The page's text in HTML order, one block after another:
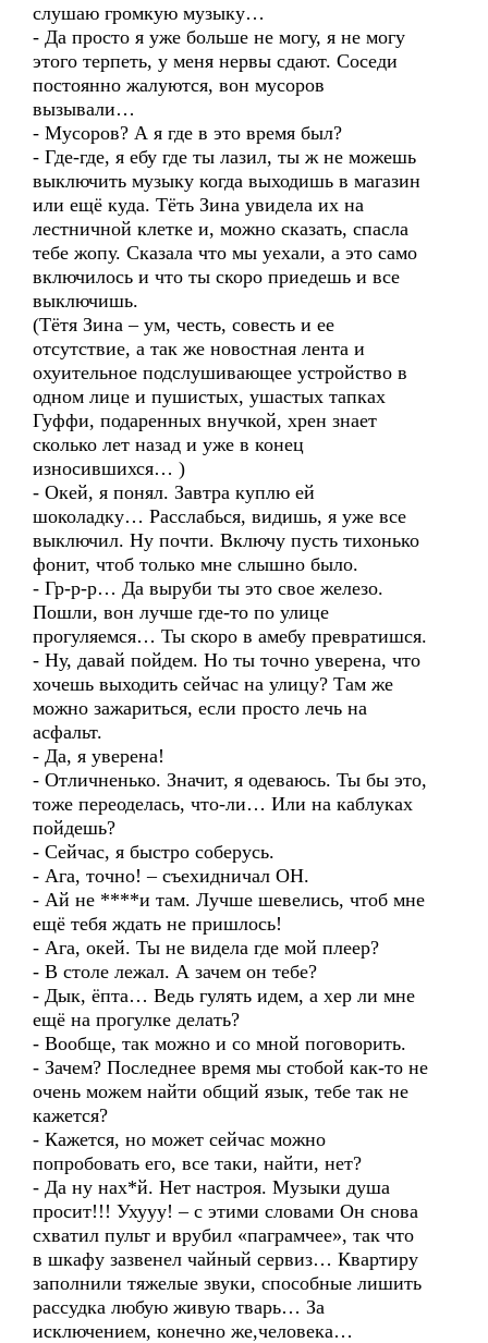
слушаю громкую музыку…
- Да просто я уже больше не могу, я не могу
этого терпеть, у меня нервы сдают. Соседи
постоянно жалуются, вон мусоров
вызывали…
- Мусоров? А я где в это время был?
- Где-где, я ебу где ты лазил, ты ж не можешь
выключить музыку когда выходишь в магазин
или ещё куда. Тёть Зина увидела их на
лестничной клетке и, можно сказать, спасла
тебе жопу. Сказала что мы уехали, а это само
включилось и что ты скоро приедешь и все
выключишь.
(Тётя Зина – ум, честь, совесть и ее
отсутствие, а так же новостная лента и
охуительное подслушивающее устройство в
одном лице и пушистых, ушастых тапках
Гуффи, подаренных внучкой, хрен знает
сколько лет назад и уже в конец
износившихся… )
- Окей, я понял. Завтра куплю ей
шоколадку… Расслабься, видишь, я уже все
выключил. Ну почти. Включу пусть тихонько
фонит, чтоб только мне слышно было.
- Гр-р-р… Да выруби ты это свое железо.
Пошли, вон лучше где-то по улице
прогуляемся… Ты скоро в амебу превратишся.
- Ну, давай пойдем. Но ты точно уверена, что
хочешь выходить сейчас на улицу? Там же
можно зажариться, если просто лечь на
асфальт.
- Да, я уверена!
- Отличненько. Значит, я одеваюсь. Ты бы это,
тоже переоделась, что-ли… Или на каблуках
пойдешь?
- Сейчас, я быстро соберусь.
- Ага, точно! – съехидничал ОН.
- Ай не ****и там. Лучше шевелись, чтоб мне
ещё тебя ждать не пришлось!
- Ага, окей. Ты не видела где мой плеер?
- В столе лежал. А зачем он тебе?
- Дык, ёпта… Ведь гулять идем, а хер ли мне
ещё на прогулке делать?
- Вообще, так можно и со мной поговорить.
- Зачем? Последнее время мы стобой как-то не
очень можем найти общий язык, тебе так не
кажется?
- Кажется, но может сейчас можно
попробовать его, все таки, найти, нет?
- Да ну нах*й. Нет настроя. Музыки душа
просит!!! Ухууу! – с этими словами Он снова
схватил пульт и врубил «паграмчее», так что
в шкафу зазвенел чайный сервиз… Квартиру
заполнили тяжелые звуки, способные лишить
рассудка любую живую тварь… За
исключением, конечно же,человека…